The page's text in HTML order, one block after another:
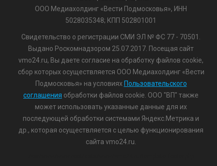
ООО Медиахолдинг «Вести Подмосковья», ИНН
5028035348; КПП 502801001
Свидетельство о регистрации СМИ ЭЛ № ФС 77 - 70501.
Выдано Роскомнадзором 25.07.2017. Посещая сайт
vmo24.ru, Вы даете согласие на обработку файлов cookie,
сбор которых осуществляется ООО Медиахолдинг «Вести
Подмосковья» на условиях Пользовательского
соглашения обработки файлов cookie. ООО "ВП" также
может использовать указанные данные для их
последующей обработки системами Яндекс.Метрика и
др., которая осуществляется с целью функционирования
сайта vmo24.ru.